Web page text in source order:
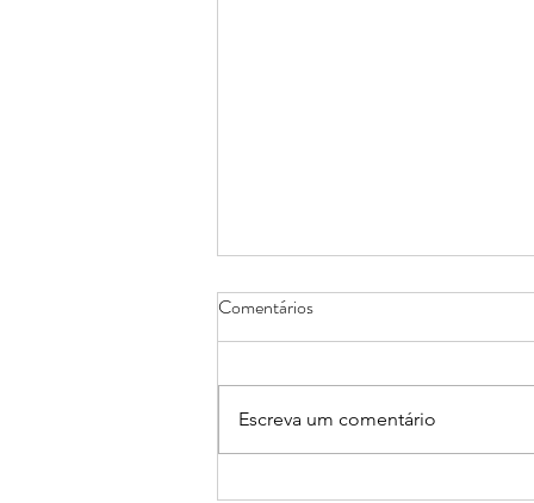
26 a 28/08: Seminário
Comentários
Escreva um comentário